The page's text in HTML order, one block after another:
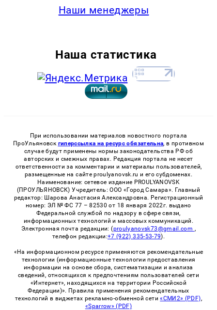
Наши менеджеры
Наша статистика
При использовании материалов новостного портала
ПроУльяновск гиперссылка на ресурс обязательна, в противном
случае будут применены нормы законодательства РФ об
авторских и смежных правах. Редакция портала не несет
ответственности за комментарии и материалы пользователей,
размещенные на сайте proulyanovsk.ru и его субдоменах.
Наименование: сетевое издание PROULYANOVSK
(ПРОУЛЬЯНОВСК) Учредитель: ООО «Город Самара». Главный
редактор: Шарова Анастасия Александровна. Регистрационный
номер: ЭЛ № ФС 77 – 82530 от 18 января 2022г. выдано
Федеральной службой по надзору в сфере связи,
информационных технологий и массовых коммуникаций.
Электронная почта редакции: (proulyanovsk73@gmail.com ,
телефон редакции:+7 (922) 335-53-79).
«На информационном ресурсе применяются рекомендательные
технологии (информационные технологии предоставления
информации на основе сбора, систематизации и анализа
сведений, относящихся к предпочтениям пользователей сети
«Интернет», находящихся на территории Российской
Федерации)». Правила применения рекомендательных
технологий в виджетах рекламно-обменной сети«СМИ2» (PDF),
«Sparrow» (PDF)